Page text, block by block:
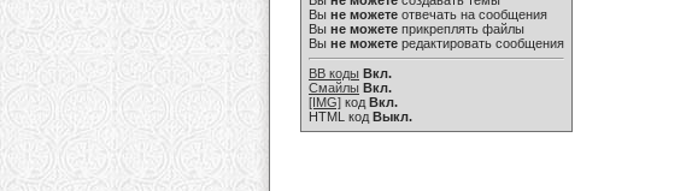
Вы не можете отвечать на сообщения
Вы не можете прикреплять файлы
Вы не можете редактировать сообщения
BB коды Вкл.
Смайлы Вкл.
[IMG] код Вкл.
HTML код Выкл.